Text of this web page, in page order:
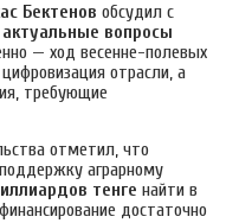
Бектенов обсудил с
актуальные вопросы
— ход весенне-полевых
отрасли, а
требующие
отметил, что
аграрному
тенге найти в
достаточно